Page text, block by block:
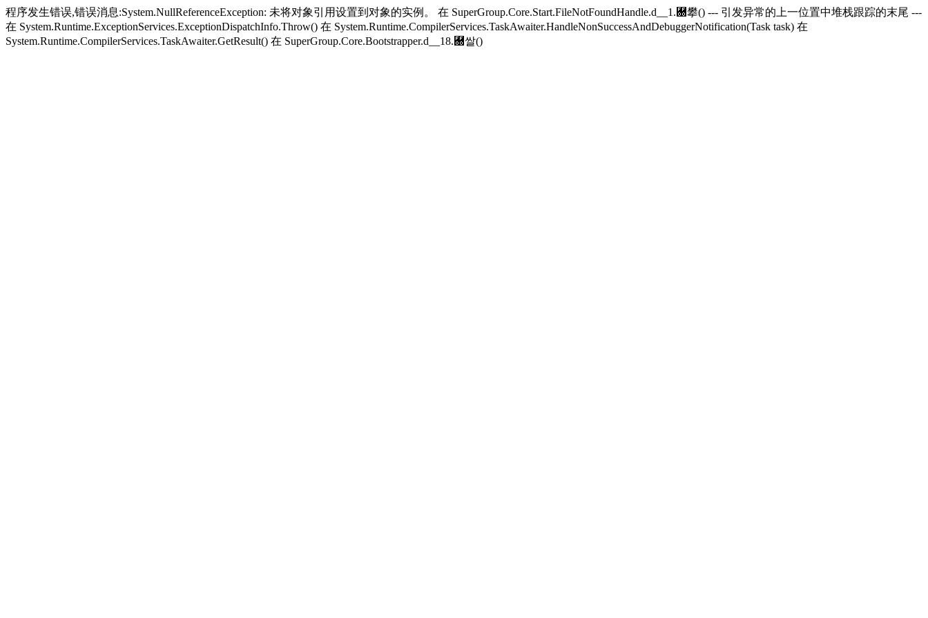
程序发生错误,错误消息:System.NullReferenceException: 未将对象引用设置到对象的实例。 在 SuperGroup.Core.Start.FileNotFoundHandle.d__1.＀攀() --- 引发异常的上一位置中堆栈跟踪的末尾 ---
在 System.Runtime.ExceptionServices.ExceptionDispatchInfo.Throw() 在 System.Runtime.CompilerServices.TaskAwaiter.HandleNonSuccessAndDebuggerNotification(Task task) 在
System.Runtime.CompilerServices.TaskAwaiter.GetResult() 在 SuperGroup.Core.Bootstrapper.d__18.＀쌀()